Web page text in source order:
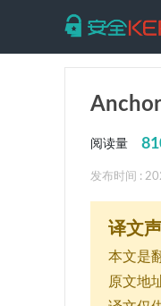
阅读量
发布时间 :
译文
本文是
原文地